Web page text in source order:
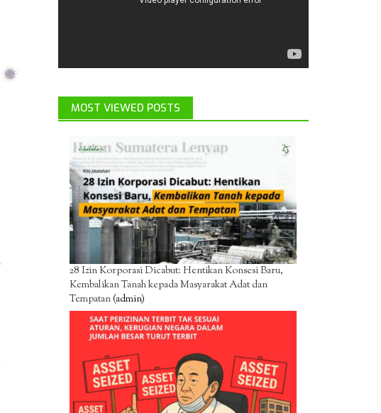
MOST VIEWED POSTS
28 Izin Korporasi Dicabut: Hentikan Konsesi Baru,
Kembalikan Tanah kepada Masyarakat Adat dan
Tempatan(admin)